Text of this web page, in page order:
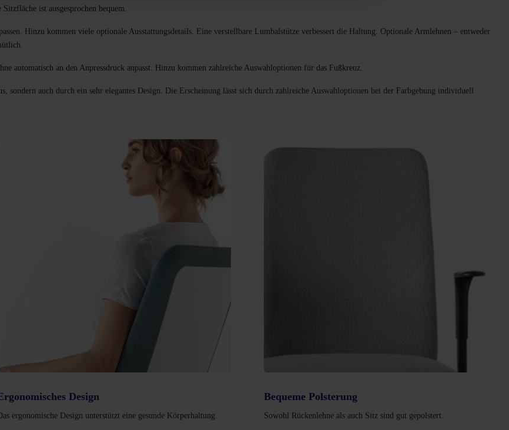
ist ausgesprochen bequem.
Hinzu kommen viele optionale Ausstattungsdetails. Eine verstellbare Lumbalstütze verbessert die Haltung. Optionale Armlehnen – entweder
automatisch an den Anpressdruck anpasst. Hinzu kommen zahlreiche Auswahloptionen für das Fußkreuz.
sondern auch durch ein sehr elegantes Design. Die Erscheinung lässt sich durch zahlreiche Auswahloptionen bei der Farbgebung individuell
Design
ergonomische Design unterstützt eine gesunde Körperhaltung.
Bequeme Polsterung
Sowohl Rückenlehne als auch Sitz sind gut gepolstert.